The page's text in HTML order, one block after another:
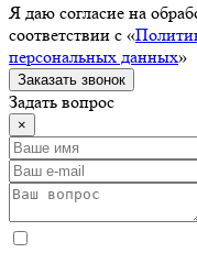
Я даю согласие на
соответствии с «
персональных данных»
Заказать звонок
Задать вопрос
×